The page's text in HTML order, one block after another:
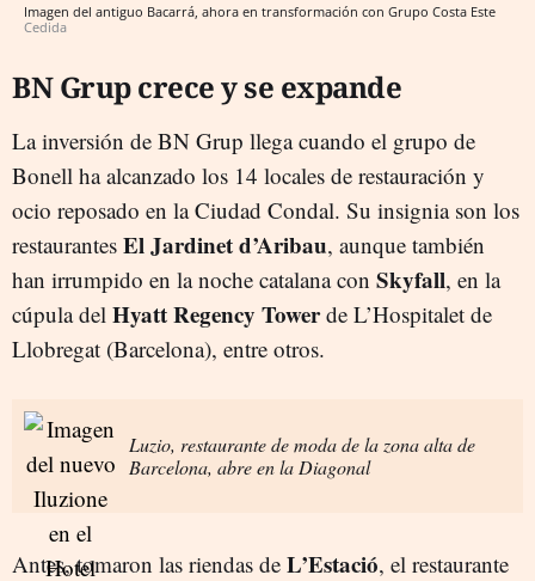
Imagen del antiguo Bacarrá, ahora en transformación con Grupo Costa Este
Cedida
BN Grup crece y se expande
La inversión de BN Grup llega cuando el grupo de
Bonell ha alcanzado los 14 locales de restauración y
ocio reposado en la Ciudad Condal. Su insignia son los
restaurantes El Jardinet d’Aribau, aunque también
han irrumpido en la noche catalana con Skyfall, en la
cúpula del Hyatt Regency Towerde L’Hospitalet de
Llobregat (Barcelona), entre otros.
Luzio, restaurante de moda de la zona alta de
Barcelona, abre en la Diagonal
Antes, tomaron las riendas de L’Estació, el restaurante